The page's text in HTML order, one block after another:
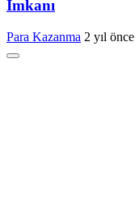
İmkanı
Para Kazanma 2 yıl önce